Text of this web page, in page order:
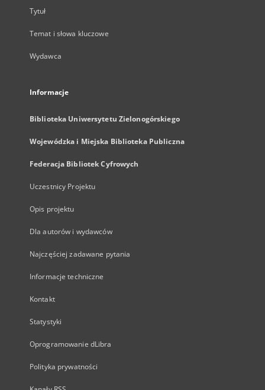
Tytuł
Temat i słowa kluczowe
Wydawca
Informacje
Biblioteka Uniwersytetu Zielonogórskiego
Wojewódzka i Miejska Biblioteka Publiczna
Federacja Bibliotek Cyfrowych
Uczestnicy Projektu
Opis projektu
Dla autorów i wydawców
Najczęściej zadawane pytania
Informacje techniczne
Kontakt
Statystyki
Oprogramowanie dLibra
Polityka prywatności